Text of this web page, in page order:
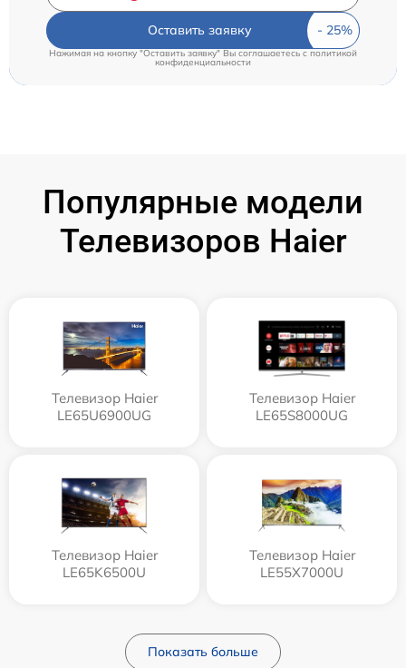
Оставить заявку
Нажимая на кнопку "Оставить заявку" Вы соглашаетесь c политикой
конфиденциальности
Популярные модели
Телевизоров Haier
Телевизор Haier
LE65U6900UG
Телевизор Haier
LE65S8000UG
Телевизор Haier
LE65K6500U
Телевизор Haier
LE55X7000U
Показать больше